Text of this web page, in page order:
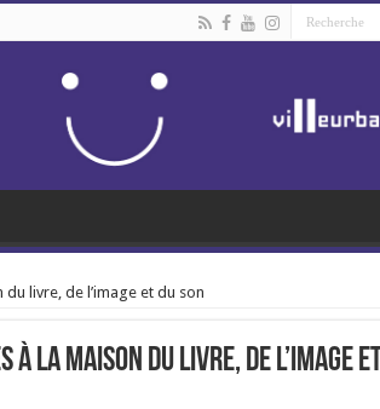
livre, de l’image et du son
la Maison du livre, de l’image et